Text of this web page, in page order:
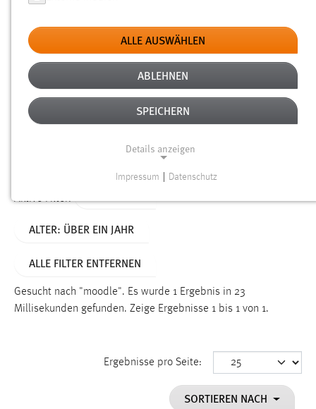
Typ
Erstellungsdatum
Alter
Aktive Filter:
ALTER: ÜBER EIN JAHR
ALLE FILTER ENTFERNEN
Gesucht nach "moodle". Es wurde 1 Ergebnis in 23
Millisekunden gefunden. Zeige Ergebnisse 1 bis 1 von 1.
Ergebnisse pro Seite:
SORTIEREN NACH
ALLE AUSWÄHLEN
ABLEHNEN
SPEICHERN
Details anzeigen
Funktionen und sind für die einwandfreie Funktion der
Name:
Dieser Cookie speichert die ausgewählten Einverständnis-
Impressum Datenschutz